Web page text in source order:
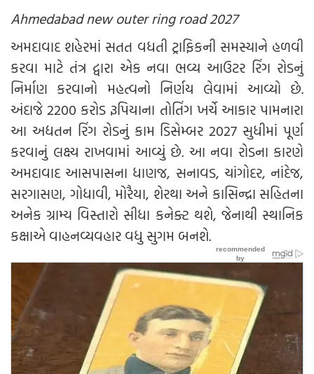
Ahmedabad new outer ring road 2027
અમદાવાદ શહેરમાં સતત વધતી ટ્રાફિકની સમસ્યાને હળવી
કરવા માટે તંત્ર દ્વારા એક નવા ભવ્ય આઉટર રિંગ રોડનું
નિર્માણ કરવાનો મહત્વનો નિર્ણય લેવામાં આવ્યો છે.
અંદાજે 2200 કરોડ રૂપિયાના તોતિંગ ખર્ચે આકાર પામનારા
આ અદ્યતન રિંગ રોડનું કામ ડિસેમ્બર 2027 સુધીમાં પૂર્ણ
કરવાનું લક્ષ્ય રાખવામાં આવ્યું છે. આ નવા રોડના કારણે
અમદાવાદ આસપાસના ધાણજ, સનાવડ, ચાંગોદર, નાંદેજ,
સરગાસણ, ગોધાવી, મોરૈયા, શેરથા અને કાસિન્દ્રા સહિતના
અનેક ગ્રામ્ય વિસ્તારો સીધા કનેક્ટ થશે, જેનાથી સ્થાનિક
કક્ષાએ વાહનવ્યવહાર વધુ સુગમ બનશે.